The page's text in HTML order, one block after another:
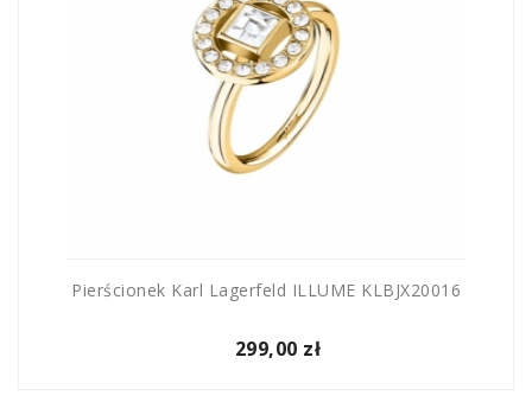
Pierścionek Karl Lagerfeld ILLUME KLBJX20016
299,00 zł